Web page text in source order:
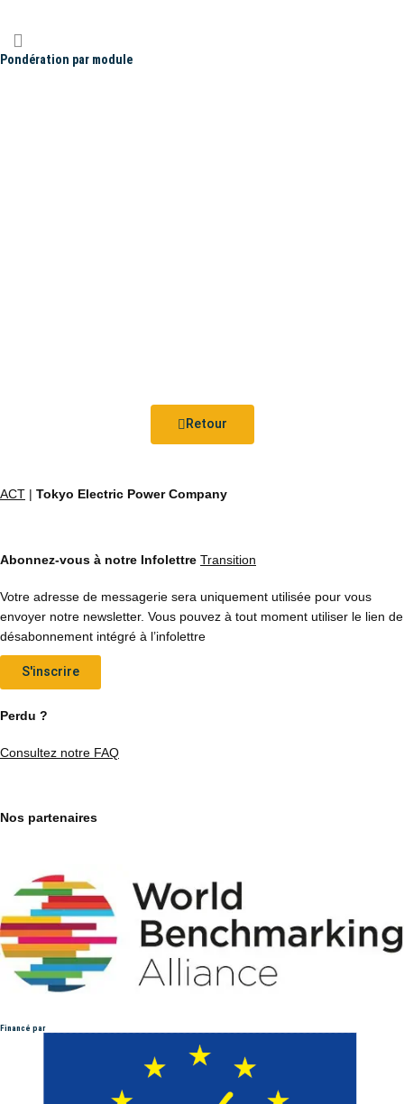
Pondération par module
Retour
ACT | Tokyo Electric Power Company
Abonnez-vous à notre Infolettre Transition
Votre adresse de messagerie sera uniquement utilisée pour vous
envoyer notre newsletter. Vous pouvez à tout moment utiliser le lien de
désabonnement intégré à l’infolettre
S'inscrire
Perdu ?
Consultez notre FAQ
Nos partenaires
Financé par